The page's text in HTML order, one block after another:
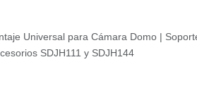
Universal para Cámara Domo |
SDJH111 y SDJH144